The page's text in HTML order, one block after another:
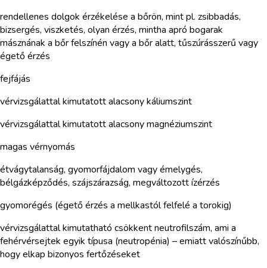
rendellenes dolgok érzékelése a bőrön, mint pl. zsibbadás,
bizsergés, viszketés, olyan érzés, mintha apró bogarak
másznának a bőr felszínén vagy a bőr alatt, tűszúrásszerű vagy
égető érzés
fejfájás
vérvizsgálattal kimutatott alacsony káliumszint
vérvizsgálattal kimutatott alacsony magnéziumszint
magas vérnyomás
étvágytalanság, gyomorfájdalom vagy émelygés,
bélgázképződés, szájszárazság, megváltozott ízérzés
gyomorégés (égető érzés a mellkastól felfelé a torokig)
vérvizsgálattal kimutatható csökkent neutrofilszám, ami a
fehérvérsejtek egyik típusa (neutropénia) – emiatt valószínűbb,
hogy elkap bizonyos fertőzéseket